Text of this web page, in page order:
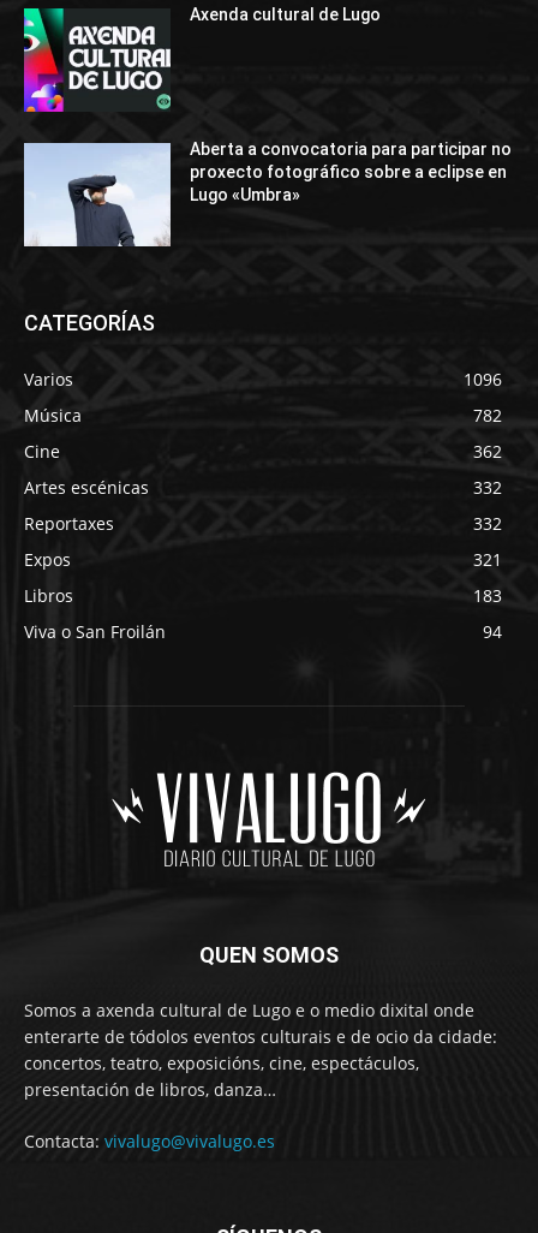
Axenda cultural de Lugo
Aberta a convocatoria para participar no
proxecto fotográfico sobre a eclipse en
Lugo «Umbra»
CATEGORÍAS
Varios
1096
Música
782
Cine
362
Artes escénicas
332
Reportaxes
332
Expos
321
Libros
183
Viva o San Froilán
94
QUEN SOMOS
Somos a axenda cultural de Lugo e o medio dixital onde
enterarte de tódolos eventos culturais e de ocio da cidade:
concertos, teatro, exposicións, cine, espectáculos,
presentación de libros, danza…
Contacta: vivalugo@vivalugo.es